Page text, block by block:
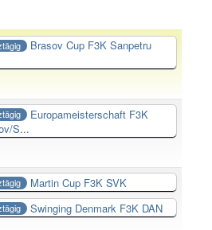
Brasov Cup F3K Sanpetru
Europameisterschaft F3K
S...
Martin Cup F3K SVK
Swinging Denmark F3K DAN